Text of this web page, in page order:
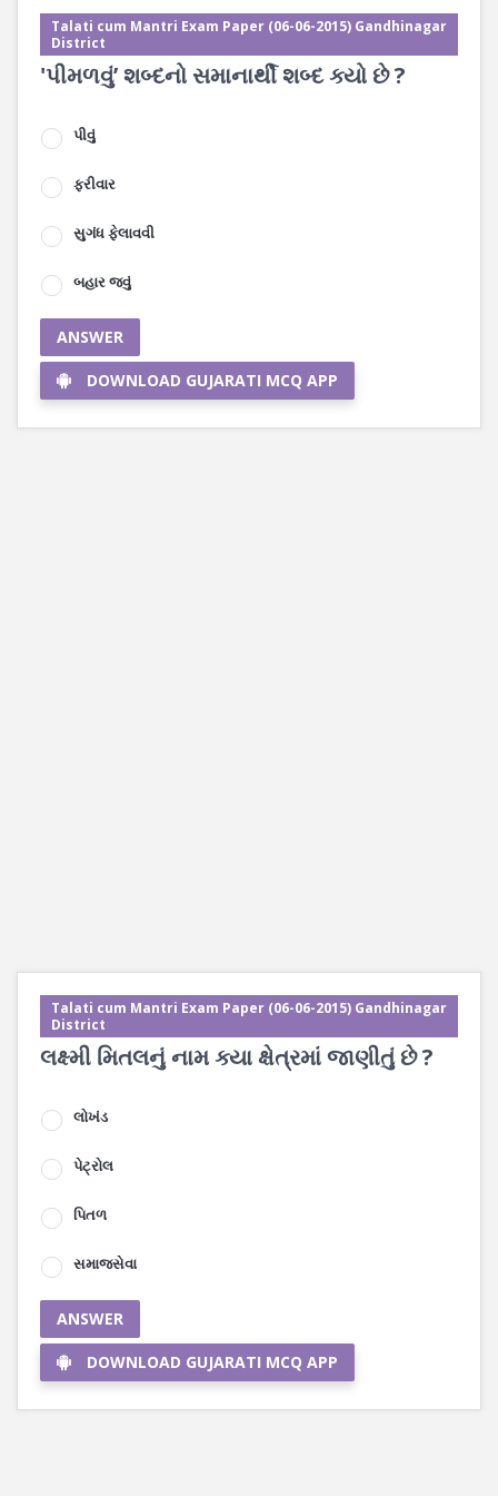
Talati cum Mantri Exam Paper (06-06-2015) Gandhinagar
District
'પીમળવું’ શબ્દનો સમાનાર્થી શબ્દ ક્યો છે ?
પીવું
ફરીવાર
સુગંધ ફેલાવવી
બહાર જવું
ANSWER
DOWNLOAD GUJARATI MCQ APP
Talati cum Mantri Exam Paper (06-06-2015) Gandhinagar
District
લક્ષ્મી મિતલનું નામ ક્યા ક્ષેત્રમાં જાણીતું છે ?
લોખંડ
પેટ્રોલ
પિતળ
સમાજસેવા
ANSWER
DOWNLOAD GUJARATI MCQ APP